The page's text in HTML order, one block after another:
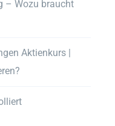
– Wozu braucht
Aktienkurs |